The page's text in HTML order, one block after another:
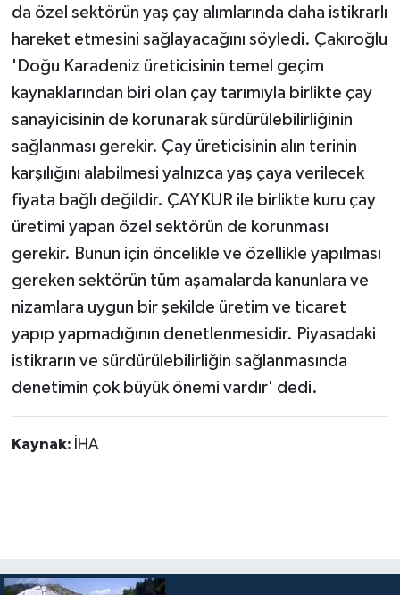
da özel sektörün yaş çay alımlarında daha istikrarlı
hareket etmesini sağlayacağını söyledi. Çakıroğlu
'Doğu Karadeniz üreticisinin temel geçim
kaynaklarından biri olan çay tarımıyla birlikte çay
sanayicisinin de korunarak sürdürülebilirliğinin
sağlanması gerekir. Çay üreticisinin alın terinin
karşılığını alabilmesi yalnızca yaş çaya verilecek
fiyata bağlı değildir. ÇAYKUR ile birlikte kuru çay
üretimi yapan özel sektörün de korunması
gerekir. Bunun için öncelikle ve özellikle yapılması
gereken sektörün tüm aşamalarda kanunlara ve
nizamlara uygun bir şekilde üretim ve ticaret
yapıp yapmadığının denetlenmesidir. Piyasadaki
istikrarın ve sürdürülebilirliğin sağlanmasında
denetimin çok büyük önemi vardır' dedi.
Kaynak: İHA